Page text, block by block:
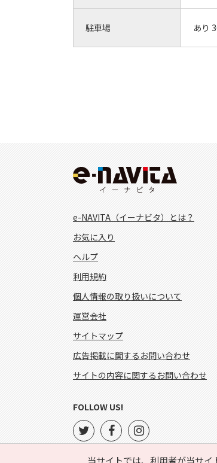
駐車場 あり
当サイトでは、利用者が当サ
e-NAVITA（イーナビタ）とは？
お気に入り
ヘルプ
利用規約
個人情報の取り扱いについて
運営会社
サイトマップ
広告掲載に関するお問い合わせ
サイトの内容に関するお問い合わせ
FOLLOW US!